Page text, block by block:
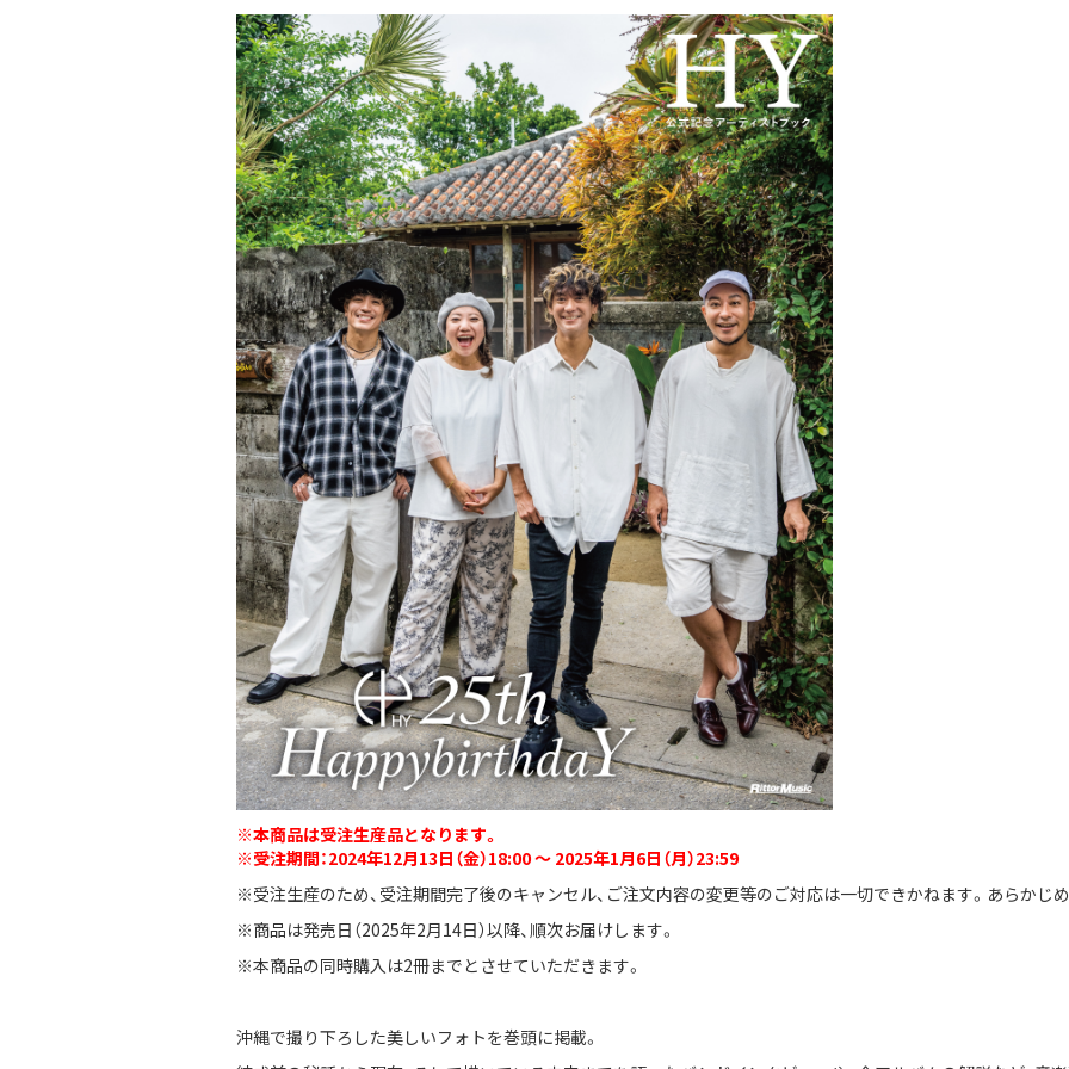
※本商品は受注生産品となります。
※受注期間：2024年12月13日（金）18:00 〜 2025年1月6日（月）23:59
※受注生産のため、受注期間完了後のキャンセル、ご注文内容の変更等のご対応は一切できかねます。あらかじ
※商品は発売日（2025年2月14日）以降、順次お届けします。
※本商品の同時購入は2冊までとさせていただきます。
沖縄で撮り下ろした美しいフォトを巻頭に掲載。